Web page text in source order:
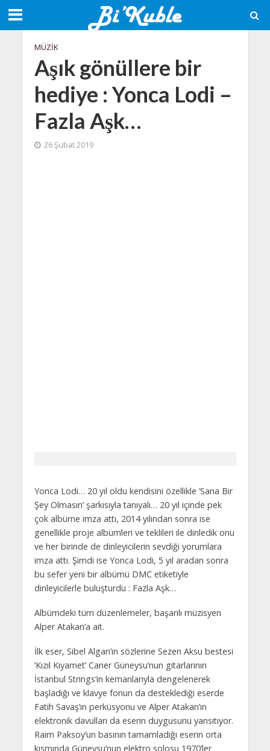
MÜZIK
Aşık gönüllere bir
hediye : Yonca Lodi –
Fazla Aşk…
26 Şubat 2019
Yonca Lodi… 20 yıl oldu kendisini özellikle ‘Sana Bir
Şey Olmasın’ şarkısıyla tanıyalı… 20 yıl içinde pek
çok albüme imza attı, 2014 yılından sonra ise
genellikle proje albümleri ve teklileri ile dinledik onu
ve her birinde de dinleyicilerin sevdiği yorumlara
imza attı. Şimdi ise Yonca Lodi, 5 yıl aradan sonra
bu sefer yeni bir albümü DMC etiketiyle
dinleyicilerle buluşturdu : Fazla Aşk…
Albümdeki tüm düzenlemeler, başarılı müzisyen
Alper Atakan’a ait.
İlk eser, Sibel Algan’ın sözlerine Sezen Aksu bestesi
‘Kızıl Kıyamet’ Caner Güneysu’nun gitarlarının
İstanbul Strings’in kemanlarıyla dengelenerek
başladığı ve klavye fonun da desteklediği eserde
Fatih Savaş’ın perküsyonu ve Alper Atakan’ın
elektronik davulları da eserin duygusunu yansıtıyor.
Raim Paksoy’un basının tamamladığı eserin orta
kısmında Güneysu’nun elektro solosu 1970’ler